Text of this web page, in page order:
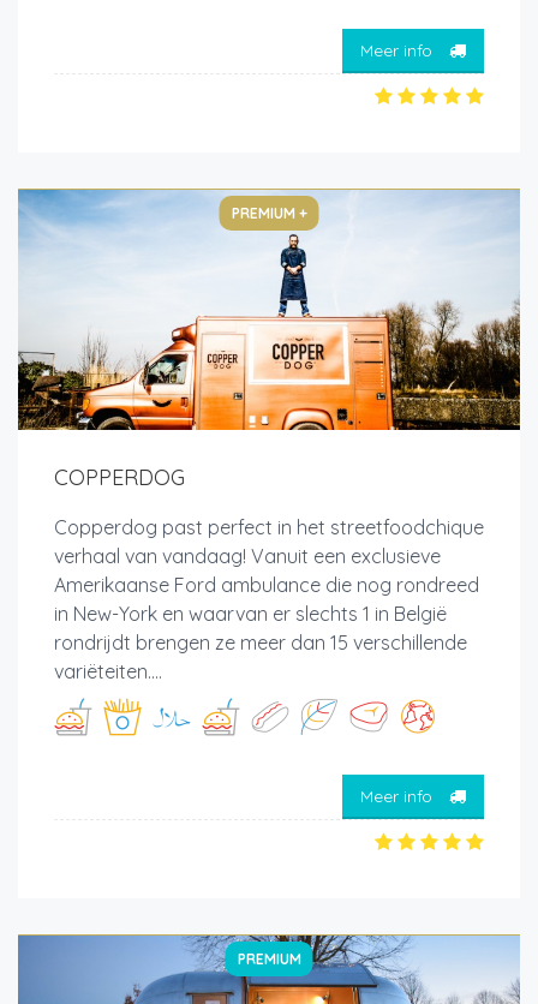
Meer info
PREMIUM +
COPPERDOG
Copperdog past perfect in het streetfoodchique
verhaal van vandaag! Vanuit een exclusieve
Amerikaanse Ford ambulance die nog rondreed
in New-York en waarvan er slechts 1 in België
rondrijdt brengen ze meer dan 15 verschillende
variëteiten....
Meer info
PREMIUM